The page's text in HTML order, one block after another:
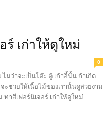
ร์ เก่าให้ดูใหม่
0
ม่ว่าจะเป็นโต๊ะ ตู้ เก้าอี้นั้น ถ้าเกิด
ะช่วยให้เนื้อไม้ของเรานั้นดูสวยงาม
ทาสีเฟอร์นิเจอร์ เก่าให้ดูใหม่